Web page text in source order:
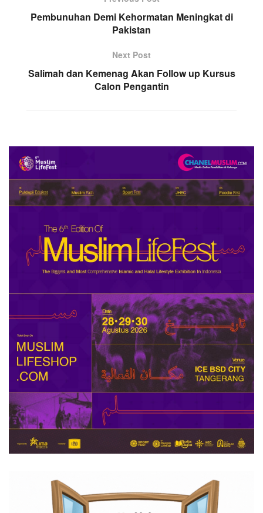
Pembunuhan Demi Kehormatan Meningkat di
Pakistan
Next Post
Salimah dan Kemenag Akan Follow up Kursus
Calon Pengantin